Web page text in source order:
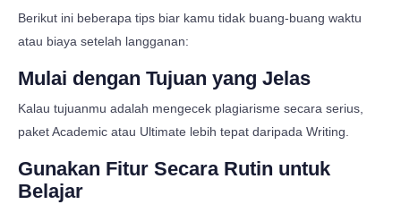
Berikut ini beberapa tips biar kamu tidak buang-buang waktu
atau biaya setelah langganan:
Mulai dengan Tujuan yang Jelas
Kalau tujuanmu adalah mengecek plagiarisme secara serius,
paket Academic atau Ultimate lebih tepat daripada Writing.
Gunakan Fitur Secara Rutin untuk
Belajar